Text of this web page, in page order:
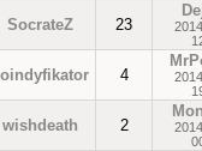
SocrateZ 23
4
wishdeath 2